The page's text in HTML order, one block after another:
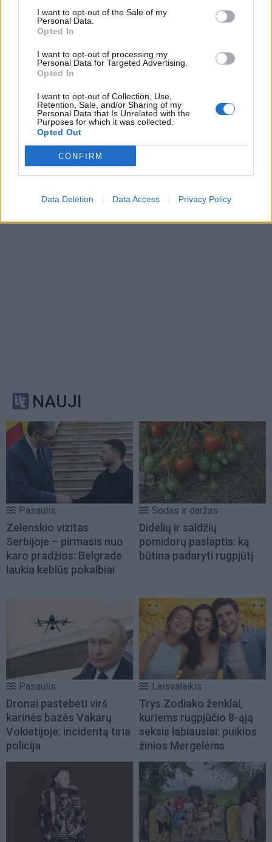
I want to opt-out of the Sale of my
Personal Data.
Opted In
I want to opt-out of processing my
Personal Data for Targeted Advertising.
Opted In
I want to opt-out of Collection, Use,
Retention, Sale, and/or Sharing of my
Personal Data that Is Unrelated with the
Purposes for which it was collected.
Opted Out
CONFIRM
Data Deletion Data Access Privacy Policy
kemperis (nuotraukos)
Technologijos
Proveržis kosmoso
moksle: galingiausias
teleskopas užfiksavo
istorinius Saulės
Verslas
pareigas
NAUJI
Pasaulis
Zelenskio vizitas
Serbijoje – pirmasis nuo
karo pradžios: Belgrade
laukia keblūs pokalbiai
Sodas ir daržas
Didelių ir saldžių
pomidorų paslaptis: ką
būtina padaryti rugpjūtį
Pasaulis
Dronai pastebėti virš
karinės bazės Vakarų
Vokietijoje: incidentą tiria
policija
Laisvalaikis
Trys Zodiako ženklai,
kuriems rugpjūčio 8-ąją
seksis labiausiai: puikios
žinios Mergelėms